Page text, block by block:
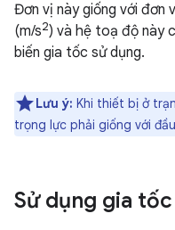
Đơn vị này giống với đơn
(m/s2) và hệ toạ độ này
biến gia tốc sử dụng.
Lưu ý: Khi thiết bị ở
trọng lực phải giống với
Sử dụng gia